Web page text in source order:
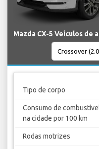
Mazda CX-5 Veículos de
Tipo de corpo
Consumo de
na cidade por 100 km
Rodas motrizes